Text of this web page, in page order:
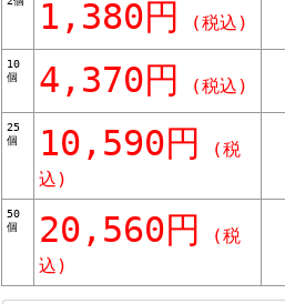
1,380円 (税込)
10
個
4,370円 (税込)
25
個
10,590円
(税
込)
50
個
20,560円
(税
込)